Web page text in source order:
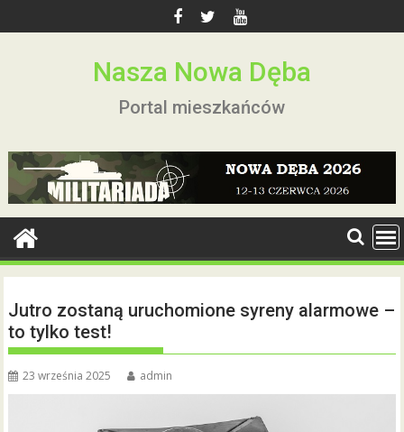
to
Nasza Nowa Dęba
Portal mieszkańców
Jutro zostaną uruchomione syreny alarmowe –
to tylko test!
23 września 2025 admin